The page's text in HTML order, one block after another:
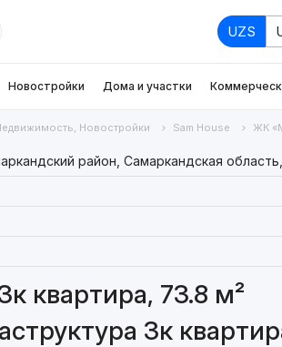
UZS
Новостройки Дома и участки
Новостройки Sam House ЖК
район, Самаркандская
квартира, 73.8 м²
3к